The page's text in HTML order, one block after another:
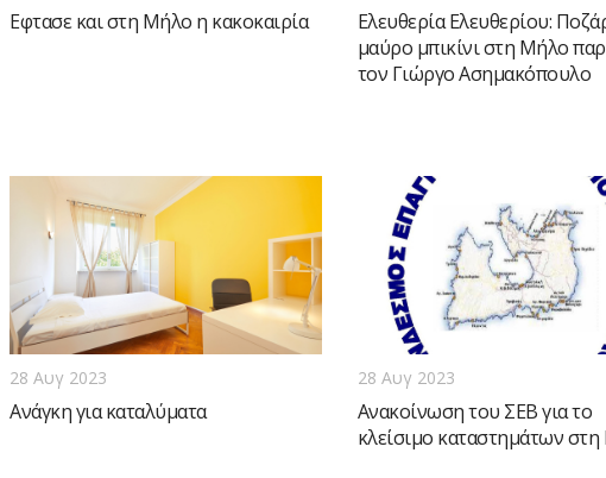
Εφτασε και στη Μήλο η κακοκαιρία
Ελευθερία Ελευθερίου:
μαύρο μπικίνι στη Μήλο
τον Γιώργο Ασημακόπουλο
28 Αυγ 2023
Ανάγκη για καταλύματα
28 Αυγ 2023
Ανακοίνωση του ΣΕΒ για το
κλείσιμο καταστημάτων